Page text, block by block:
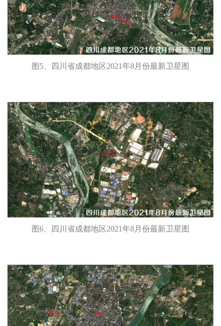
图5、四川省成都地区2021年8月份最新卫星图
图6、四川省成都地区2021年8月份最新卫星图